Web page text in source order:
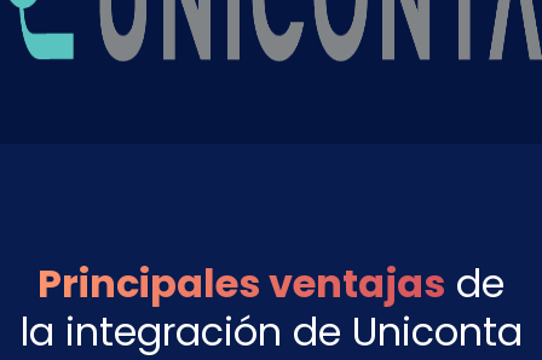
Principales ventajas de
la integración de Uniconta